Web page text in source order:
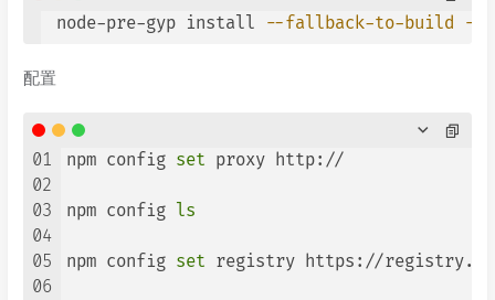
node-pre-gyp install --fallback-to-build --
配置
01
02
03
04
05
06
npm config set proxy http://
npm config ls
npm config set registry https://